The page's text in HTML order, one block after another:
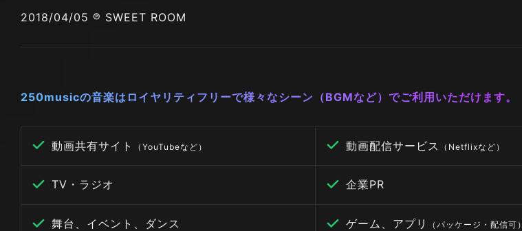
2018/04/05 ℗ SWEET ROOM
250musicの音楽はロイヤリティフリーで様々なシーン（BGMなど）でご利用いただけます。
動画共有サイト （YouTubeなど） 動画配信サービス （Netflixなど）
TV・ラジオ 企業PR
舞台、イベント、ダンス ゲーム、アプリ （パッケージ・配信可）